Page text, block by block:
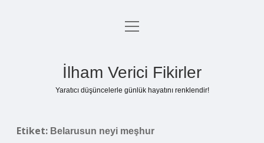
Anasayfa
menüyü
İlham Verici Fikirler
Yaratıcı düşüncelerle günlük hayatını renklendir!
Etiket: Belarusun neyi meşhur